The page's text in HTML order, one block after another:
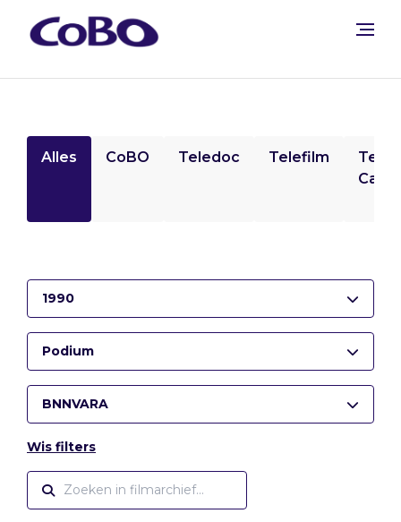
Alles CoBO Teledoc Telefilm
1990
Podium
BNNVARA
Wis filters